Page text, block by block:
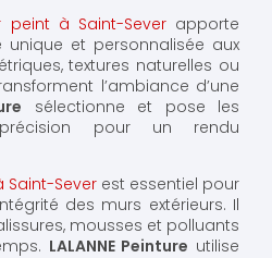
peint à Saint-Severapporte
et personnalisée aux
textures naturelles ou
l’ambiance d’une
sélectionne et pose les
pour un rendu
Sever est essentiel pour
des murs extérieurs. Il
mousses et polluants
LALANNE Peinture utilise